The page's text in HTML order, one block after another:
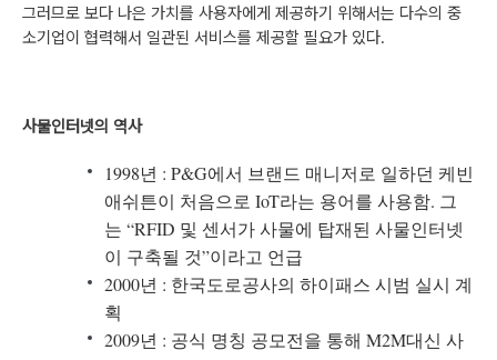
그러므로 보다 나은 가치를 사용자에게 제공하기 위해서는 다수의 중
소기업이 협력해서 일관된 서비스를 제공할 필요가 있다.
사물인터넷의 역사
1998년 : P&G에서 브랜드 매니저로 일하던 케빈
애쉬튼이 처음으로 IoT라는 용어를 사용함. 그
는 “RFID 및 센서가 사물에 탑재된 사물인터넷
이 구축될 것”이라고 언급
2000년 : 한국도로공사의 하이패스 시범 실시 계
획
2009년 : 공식 명칭 공모전을 통해 M2M대신 사